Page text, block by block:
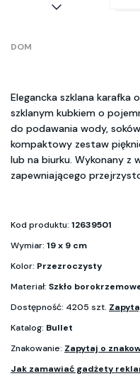
DOM
Elegancka szklana
szklanym kubkiem o
do podawania wody,
kompaktowy zestaw
lub na biurku. Wykonany z
zapewniającego
Kod produktu: 12639501
Wymiar: 19 x 9 cm
Kolor: Przezroczysty
Materiał: Szkło
Dostępność: 4205 szt.
Katalog: Bullet
Znakowanie: Zapytaj o
Jak zamawiać gadżety